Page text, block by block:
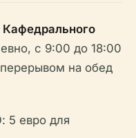
с 9:00 до 18:00
на обед
5 евро для